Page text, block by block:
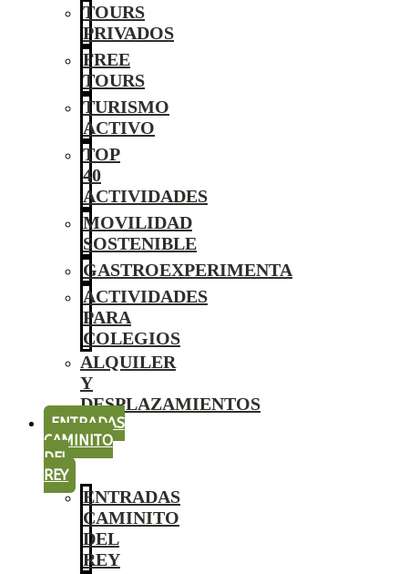
TOURS
PRIVADOS
FREE
TOURS
TURISMO
ACTIVO
TOP
40
ACTIVIDADES
MOVILIDAD
SOSTENIBLE
GASTROEXPERIMENTA
ACTIVIDADES
PARA
COLEGIOS
ALQUILER
Y
DESPLAZAMIENTOS
ENTRADAS
CAMINITO
DEL
REY
ENTRADAS
CAMINITO
DEL
REY